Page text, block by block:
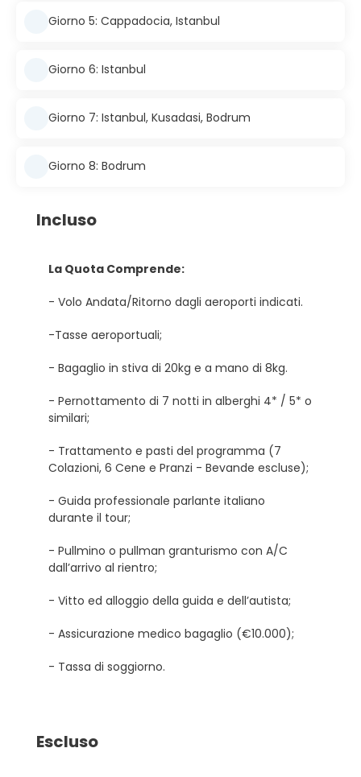
Giorno 5: Cappadocia, Istanbul
Giorno 6: Istanbul
Giorno 7: Istanbul, Kusadasi, Bodrum
Giorno 8: Bodrum
Incluso
La Quota Comprende:
- Volo Andata/Ritorno dagli aeroporti indicati.
-Tasse aeroportuali;
- Bagaglio in stiva di 20kg e a mano di 8kg.
- Pernottamento di 7 notti in alberghi 4* / 5* o
similari;
- Trattamento e pasti del programma (7
Colazioni, 6 Cene e Pranzi - Bevande escluse);
- Guida professionale parlante italiano
durante il tour;
- Pullmino o pullman granturismo con A/C
dall’arrivo al rientro;
- Vitto ed alloggio della guida e dell’autista;
- Assicurazione medico bagaglio (€10.000);
- Tassa di soggiorno.
Escluso